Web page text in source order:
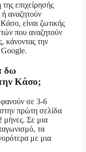
επιχείρησής
αναζητούν
είναι ζωτικής
που αναζητούν
κάνοντας την
Google.
δω
Κάσο;
σε 3-6
πρώτη σελίδα
μήνες. Σε μια
τα
με μια